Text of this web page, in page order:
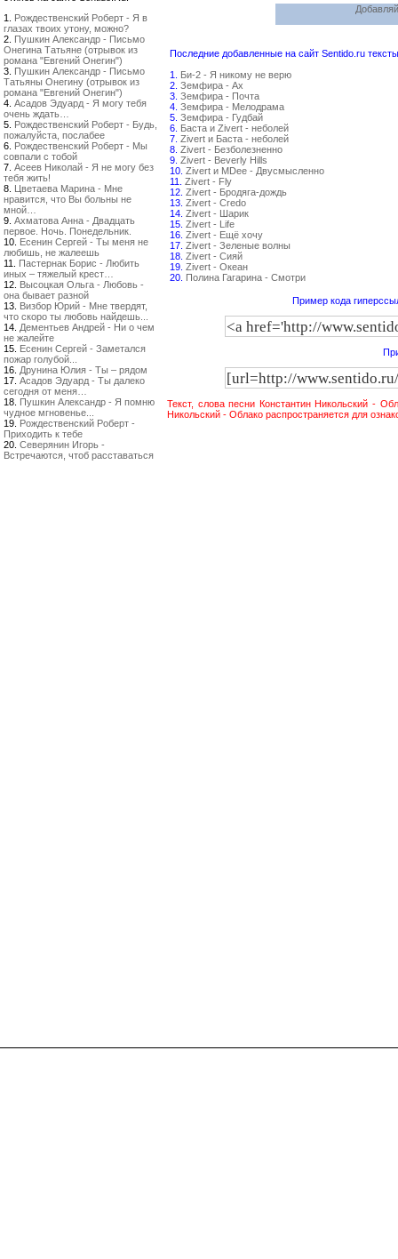
1. Рождественский Роберт - Я в
глазах твоих утону, можно?
2. Пушкин Александр - Письмо
Онегина Татьяне (отрывок из
романа "Евгений Онегин")
3. Пушкин Александр - Письмо
Татьяны Онегину (отрывок из
романа "Евгений Онегин")
4. Асадов Эдуард - Я могу тебя
очень ждать…
5. Рождественский Роберт - Будь,
пожалуйста, послабее
6. Рождественский Роберт - Мы
совпали с тобой
7. Асеев Николай - Я не могу без
тебя жить!
8. Цветаева Марина - Мне
нравится, что Вы больны не
мной…
9. Ахматова Анна - Двадцать
первое. Ночь. Понедельник.
10. Есенин Сергей - Ты меня не
любишь, не жалеешь
11. Пастернак Борис - Любить
иных – тяжелый крест…
12. Высоцкая Ольга - Любовь -
она бывает разной
13. Визбор Юрий - Мне твердят,
что скоро ты любовь найдешь...
14. Дементьев Андрей - Ни о чем
не жалейте
15. Есенин Сергей - Заметался
пожар голубой...
16. Друнина Юлия - Ты – рядом
17. Асадов Эдуард - Ты далеко
сегодня от меня…
18. Пушкин Александр - Я помню
чудное мгновенье...
19. Рождественский Роберт -
Приходить к тебе
20. Северянин Игорь -
Встречаются, чтоб расставаться
Последние добавленные на сайт Sentido.ru
1. Би-2 - Я никому не верю
2. Земфира - Ах
3. Земфира - Почта
4. Земфира - Мелодрама
5. Земфира - Гудбай
6. Баста и Zivert - неболей
7. Zivert и Баста - неболей
8. Zivert - Безболезненно
9. Zivert - Beverly Hills
10. Zivert и MDee - Двусмысленно
11. Zivert - Fly
12. Zivert - Бродяга-дождь
13. Zivert - Credo
14. Zivert - Шарик
15. Zivert - Life
16. Zivert - Ещё хочу
17. Zivert - Зеленые волны
18. Zivert - Сияй
19. Zivert - Океан
20. Полина Гагарина - Смотри
Пример кода
Текст, слова песни Константин Никольский -
Никольский - Облако распространяется для